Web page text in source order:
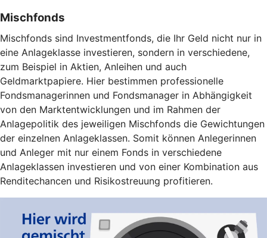
Mischfonds
Mischfonds sind Investmentfonds, die Ihr Geld nicht nur in
eine Anlageklasse investieren, sondern in verschiedene,
zum Beispiel in Aktien, Anleihen und auch
Geldmarktpapiere. Hier bestimmen professionelle
Fondsmanagerinnen und Fondsmanager in Abhängigkeit
von den Marktentwicklungen und im Rahmen der
Anlagepolitik des jeweiligen Mischfonds die Gewichtungen
der einzelnen Anlageklassen. Somit können Anlegerinnen
und Anleger mit nur einem Fonds in verschiedene
Anlageklassen investieren und von einer Kombination aus
Renditechancen und Risikostreuung profitieren.